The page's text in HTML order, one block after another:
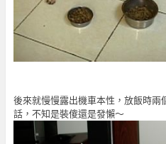
後來就慢慢露出機車本性，放飯時
話，不知是裝傻還是發懶～